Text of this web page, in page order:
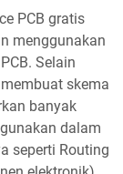
PCB gratis
menggunakan
Selain
skema
banyak
dalam
seperti Routing